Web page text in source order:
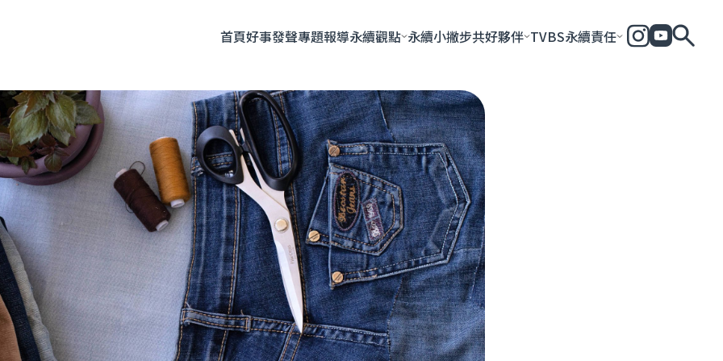
首頁好事發聲專題報導永續觀點 永續小撇步共好夥伴 TVBS永續責任
企劃 人物專訪 友善飲食 時尚美妝 永續生活 共好社會 永續加
全部 永續企業 永續城市
全部 永續影響力報告